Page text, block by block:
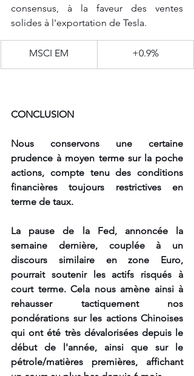
consensus, à la faveur des ventes
solides à l'exportation de Tesla.
​MSCI EM +0.9%
CONCLUSION
Nous conservons une certaine
prudence à moyen terme sur la poche
actions, compte tenu des conditions
financières toujours restrictives en
terme de taux.
La pause de la Fed, annoncée la
semaine dernière, couplée à un
discours similaire en zone Euro,
pourrait soutenir les actifs risqués à
court terme. Cela nous amène ainsi à
rehausser tactiquement nos
pondérations sur les actions Chinoises
qui ont été très dévalorisées depuis le
début de l'année, ainsi que sur le
pétrole/matières premières, affichant